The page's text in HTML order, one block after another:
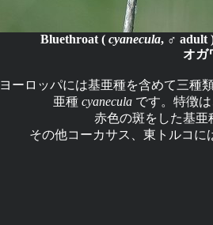
Bluethroat ( cyanecula, ♂ adult
オガ
ヨーロッパには基亜種を含めて三種
亜種 cyanecula です。特徴
赤色の斑をした基亜
その他コーカサス、東トルコ